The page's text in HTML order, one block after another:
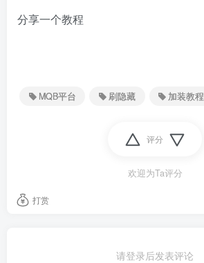
分享一个教程
MQB平台 刷隐藏 加装教程
评分
欢迎为Ta评分
打赏
请登录后发表评论